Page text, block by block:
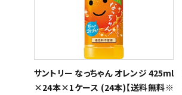
サントリー なっちゃん オレンジ 425ml
×24本×1ケース (24本)【送料無料※